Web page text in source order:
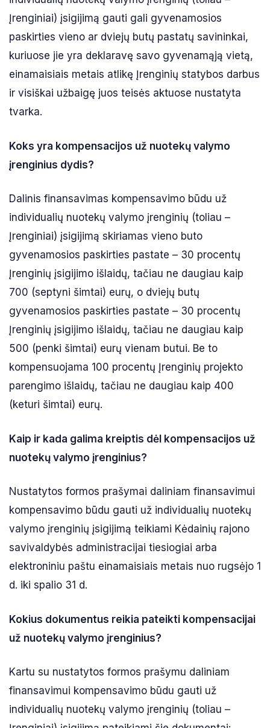
Įrenginiai) įsigijimą gauti gali gyvenamosios
paskirties vieno ar dviejų butų pastatų savininkai,
kuriuose jie yra deklaravę savo gyvenamąją vietą,
einamaisiais metais atlikę Įrenginių statybos darbus
ir visiškai užbaigę juos teisės aktuose nustatyta
tvarka.
Koks yra kompensacijos už nuotekų valymo
įrenginius dydis?
Dalinis finansavimas kompensavimo būdu už
individualių nuotekų valymo įrenginių (toliau –
Įrenginiai) įsigijimą skiriamas vieno buto
gyvenamosios paskirties pastate – 30 procentų
Įrenginių įsigijimo išlaidų, tačiau ne daugiau kaip
700 (septyni šimtai) eurų, o dviejų butų
gyvenamosios paskirties pastate – 30 procentų
Įrenginių įsigijimo išlaidų, tačiau ne daugiau kaip
500 (penki šimtai) eurų vienam butui. Be to
kompensuojama 100 procentų Įrenginių projekto
parengimo išlaidų, tačiau ne daugiau kaip 400
(keturi šimtai) eurų.
Kaip ir kada galima kreiptis dėl kompensacijos už
nuotekų valymo įrenginius?
Nustatytos formos prašymai daliniam finansavimui
kompensavimo būdu gauti už individualių nuotekų
valymo įrenginių įsigijimą teikiami Kėdainių rajono
savivaldybės administracijai tiesiogiai arba
elektroniniu paštu einamaisiais metais nuo rugsėjo 1
d. iki spalio 31 d.
Kokius dokumentus reikia pateikti kompensacijai
už nuotekų valymo įrenginius?
Kartu su nustatytos formos prašymu daliniam
finansavimui kompensavimo būdu gauti už
individualių nuotekų valymo įrenginių (toliau –